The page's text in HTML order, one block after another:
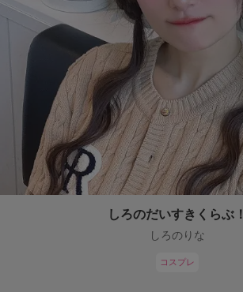
しろのだいすきくらぶ！
しろのりな
コスプレ